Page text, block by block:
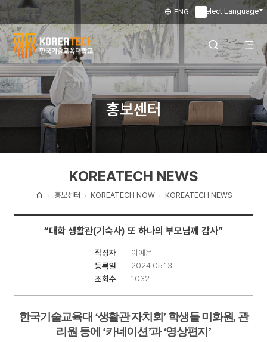
Select Language
ENG
한
국
교
학
전
뉴
홍보센터
홈
홍보센터 KOREATECH NOW KOREATECH NEWS
KOREATECH NEWS
“대학 생활관(기숙사) 또 하나의 부모님께 감사”
작성자
이예은
등록일
2024.05.13
조회수
1032
한국기술교육대 ‘생활관 자치회’ 학생들 미화원, 관
리원 등에 ‘카네이션’과‘영상편지 ’